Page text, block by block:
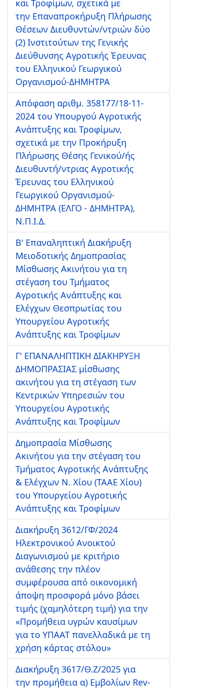
και Τροφίμων, σχετικά με
την Επαναπροκήρυξη Πλήρωσης
Θέσεων Διευθυντών/ντριών δύο
(2) Ινστιτούτων της Γενικής
Διεύθυνσης Αγροτικής Έρευνας
του Ελληνικού Γεωργικού
Οργανισμού-ΔΗΜΗΤΡΑ
Απόφαση αριθμ. 358177/18-11-
2024 του Υπουργού Αγροτικής
Ανάπτυξης και Τροφίμων,
σχετικά με την Προκήρυξη
Πλήρωσης Θέσης Γενικού/ής
Διευθυντή/ντριας Αγροτικής
Έρευνας του Ελληνικού
Γεωργικού Οργανισμού-
ΔΗΜΗΤΡΑ (ΕΛΓΟ - ΔΗΜΗΤΡΑ),
Ν.Π.Ι.Δ.
Β' Επαναληπτική Διακήρυξη
Μειοδοτικής Δημοπρασίας
Μίσθωσης Ακινήτου για τη
στέγαση του Τμήματος
Αγροτικής Ανάπτυξης και
Ελέγχων Θεσπρωτίας του
Υπουργείου Αγροτικής
Ανάπτυξης και Τροφίμων
Γ' ΕΠΑΝΑΛΗΠΤΙΚΗ ΔΙΑΚΗΡΥΞΗ
ΔΗΜΟΠΡΑΣΙΑΣ μίσθωσης
ακινήτου για τη στέγαση των
Κεντρικών Υπηρεσιών του
Υπουργείου Αγροτικής
Ανάπτυξης και Τροφίμων
Δημοπρασία Μίσθωσης
Ακινήτου για την στέγαση του
Τμήματος Αγροτικής Ανάπτυξης
& Ελέγχων Ν. Χίου (ΤΑΑΕ Χίου)
του Υπουργείου Αγροτικής
Ανάπτυξης και Τροφίμων
Διακήρυξη 3612/ΓΦ/2024
Ηλεκτρονικού Ανοικτού
Διαγωνισμού με κριτήριο
ανάθεσης την πλέον
συμφέρουσα από οικονομική
άποψη προσφορά μόνο βάσει
τιμής (χαμηλότερη τιμή) για την
«Προμήθεια υγρών καυσίμων
για το ΥΠΑΑΤ πανελλαδικά με τη
χρήση κάρτας στόλου»
Διακήρυξη 3617/Θ.Ζ/2025 για
την προμήθεια α) Εμβολίων Rev-